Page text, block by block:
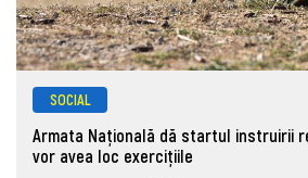
SOCIAL
Armata Națională dă startul instruirii
vor avea loc exercițiile